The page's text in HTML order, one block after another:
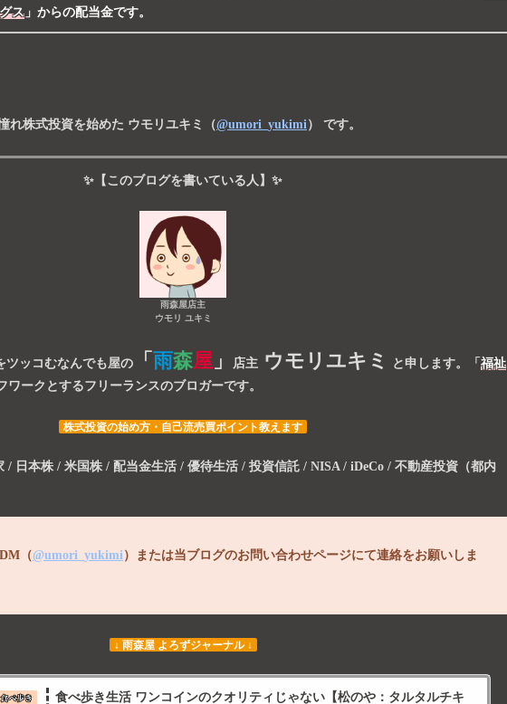
ス 」からの配当金です。
れ株式投資を始めた ウモリユキミ （@umori_yukimi） です。
✨【このブログを書いている人】✨
雨森屋店主
ウモリ ユキミ
ツッコむなんでも屋の 「 雨森屋 」 店主 ウモリユキミ と申します。 「 福祉
ワークとするフリーランスのブロガーです。
株式投資の始め方・自己流売買ポイント教えます
/ 日本株 / 米国株 / 配当金生活 / 優待生活 / 投資信託 / NISA / iDeCo / 不動産投資（都内
（@umori_yukimi）または当ブログのお問い合わせページにて連絡をお願いしま
↓ 雨森屋 よろずジャーナル ↓
食べ歩き生活 ワンコインのクオリティじゃない【松のや：タルタルチキ